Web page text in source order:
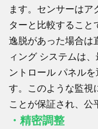
ます。センサーはア
ターと比較すること
逸脱があった場合は
ィング システムは
ントロール パネル
す。このような監視
ことが保証され、公
・精密調整